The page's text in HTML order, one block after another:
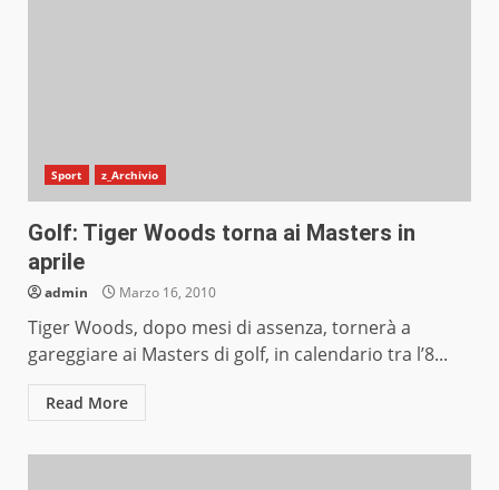
Sport z_Archivio
Golf: Tiger Woods torna ai Masters in
aprile
admin Marzo 16, 2010
Tiger Woods, dopo mesi di assenza, tornerà a
gareggiare ai Masters di golf, in calendario tra l’8...
Read More